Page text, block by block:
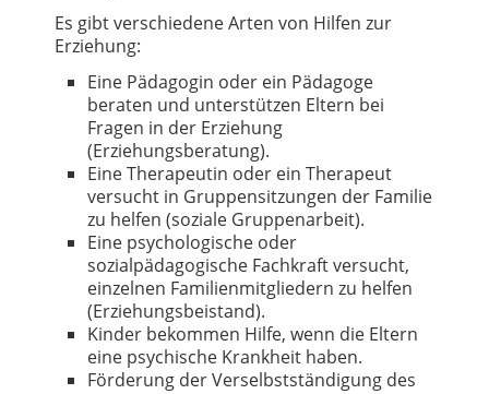
Es gibt verschiedene Arten von Hilfen zur
Erziehung:
Eine Pädagogin oder ein Pädagoge
beraten und unterstützen Eltern bei
Fragen in der Erziehung
(Erziehungsberatung).
Eine Therapeutin oder ein Therapeut
versucht in Gruppensitzungen der Familie
zu helfen (soziale Gruppenarbeit).
Eine psychologische oder
sozialpädagogische Fachkraft versucht,
einzelnen Familienmitgliedern zu helfen
(Erziehungsbeistand).
Kinder bekommen Hilfe, wenn die Eltern
eine psychische Krankheit haben.
Förderung der Verselbstständigung des